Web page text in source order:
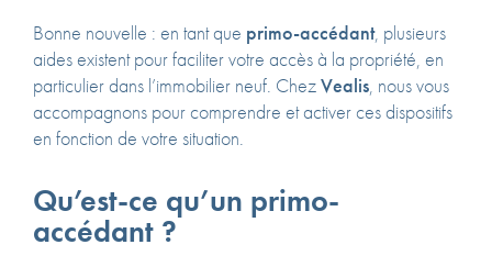
Bonne nouvelle : en tant que primo-accédant, plusieurs
aides existent pour faciliter votre accès à la propriété, en
particulier dans l’immobilier neuf. ChezVealis, nous vous
accompagnons pour comprendre et activer ces dispositifs
en fonction de votre situation.
Qu’est-ce qu’un primo-
accédant ?